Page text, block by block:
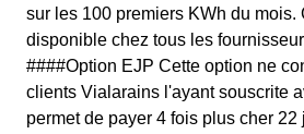
sur les 100 premiers KWh du mois.
disponible chez tous les
####Option EJP Cette option ne
clients Vialarains l'ayant souscrite
permet de payer 4 fois plus cher 22